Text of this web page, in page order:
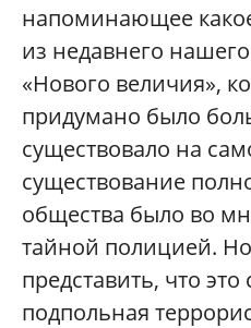
напоминающее
из недавнего
«Нового величия»,
придумано было
существовало на
существование
общества было во
тайной полицией.
представить, что это
подпольная